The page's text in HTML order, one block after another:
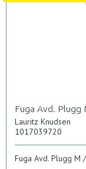
Fuga Avd. Plugg
Lauritz Knudsen
1017039720
Fuga Avd. Plugg M